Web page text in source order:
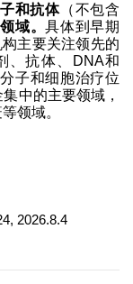
和抗体（不包含
域。具体到早期
主要关注领先的
、抗体、DNA和
子和细胞治疗位
中的主要领域，
领域。
2026.8.4